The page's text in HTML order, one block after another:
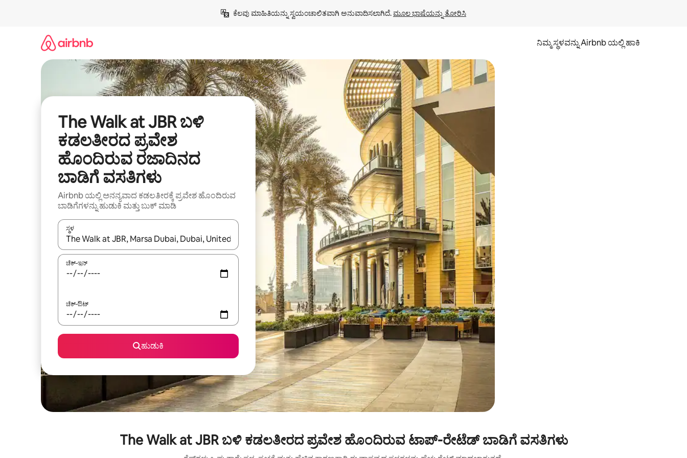
ಕೆಲವು ಮಾಹಿತಿಯನ್ನು ಸ್ವಯಂಚಾಲಿತವಾಗಿ ಅನುವಾದಿಸಲಾಗಿದೆ. ಮೂಲ ಭಾಷೆಯನ್ನು ತೋರಿಸಿ
ನಿಮ್ಮ ಸ್ಥಳವನ್ನು Airbnb ಯಲ್ಲಿ ಹಾಕಿ
The Walk at JBR ಬಳಿ
ಕಡಲತೀರದ ಪ್ರವೇಶ
ಹೊಂದಿರುವ ರಜಾದಿನದ
ಬಾಡಿಗೆ ವಸತಿಗಳು
Airbnb ಯಲ್ಲಿ ಅನನ್ಯವಾದ ಕಡಲತೀರಕ್ಕೆ ಪ್ರವೇಶ ಹೊಂದಿರುವ
ಬಾಡಿಗೆಗಳನ್ನು ಹುಡುಕಿ ಮತ್ತು ಬುಕ್ ಮಾಡಿ
ಸ್ಥಳ
ಫಲಿತಾಂಶಗಳು ಲಭ್ಯವಿರುವಾಗ, ಅಪ್ ಮತ್ತು ಡೌನ್ ಬಾಣದ ಕೀಲಿಗಳೊಂದಿಗೆ ನ್ಯಾವಿಗೇಟ್ ಮಾಡಿ ಅಥವಾ ಸ್ಪರ್ಶ ಅಥವಾ ಸ್ವೈಪ್ ಗೆಸ್ಚರ್‌ಗಳ ಮೂಲಕ ಅನ್ವೇಷಿಸಿ.
ಚೆಕ್-ಇನ್
ಚೆಕ್-ಔಟ್
ಹುಡುಕಿ
The Walk at JBR ಬಳಿ ಕಡಲತೀರದ ಪ್ರವೇಶ ಹೊಂದಿರುವ ಟಾಪ್-ರೇಟೆಡ್ ಬಾಡಿಗೆ ವಸತಿಗಳು